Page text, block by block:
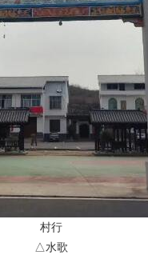
村行
△水歌